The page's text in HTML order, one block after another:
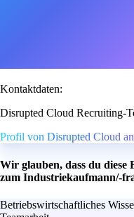
Kontaktdaten:
Disrupted Cloud Recruiting-
Profil von Disrupted Cloud
Wir glauben, dass du
zum Industriekaufmann/-
Betriebswirtschaftliches